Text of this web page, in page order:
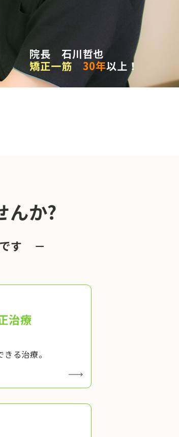
院長 石川哲也
矯正一筋
30年以上！
んか?
です －
治療
る治療。